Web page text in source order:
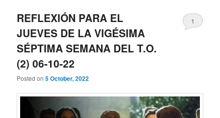
REFLEXIÓN PARA EL
JUEVES DE LA VIGÉSIMA
SÉPTIMA SEMANA DEL T.O.
(2) 06-10-22
Posted on5 October, 2022
1